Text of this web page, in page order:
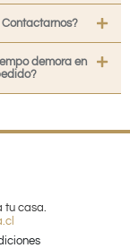
demora en
tu casa.